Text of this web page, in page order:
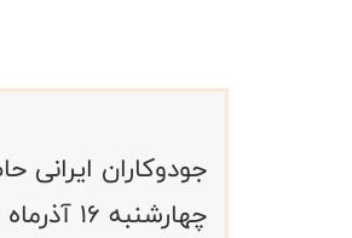
جودوکاران
چهارشنبه ۱۶ آذرماه به ضیافت ناهار دعوت شدند.